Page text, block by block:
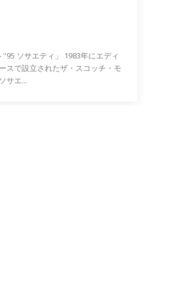
''95 ソサエティ」 1983年にエディ
スで設立されたザ・スコッチ・モ
サエ...